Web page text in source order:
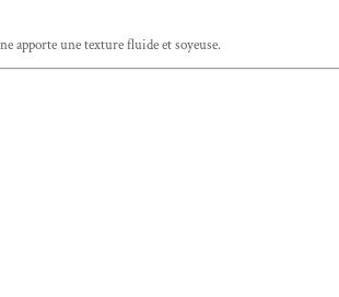
apporte une texture fluide et soyeuse.